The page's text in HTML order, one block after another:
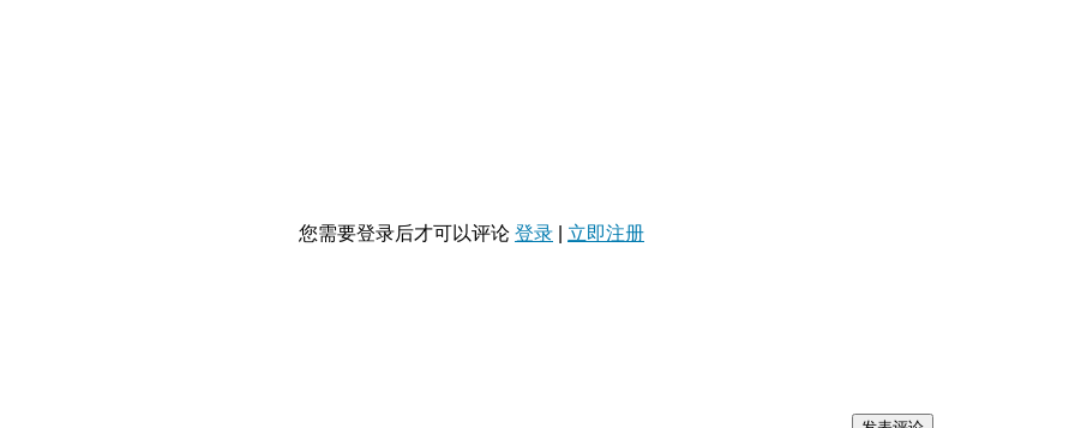
您需要登录后才可以评论 登录 立即注册